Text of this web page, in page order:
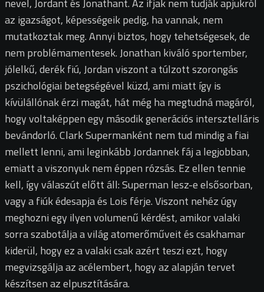
az igazságot, képességeik pedig, ha vannak, nem
mutatkoztak meg. Annyi biztos, hogy tehetségesek, de
nem problémamentesek. Jonathan kiváló sportember,
jólelkű, derék fiú, Jordan viszont a túlzott szorongás
pszichológiai betegségével küzd, ami miatt így is
kívülállónak érzi magát, hát még ha megtudná magáról,
hogy voltaképpen egy második generációs intersztelláris
bevándorló. Clark Supermanként nem tud mindig a fiai
mellett lenni, ami leginkább Jordannek fáj a legjobban,
emiatt a viszonyuk nem éppen rózsás. Ez ellen tennie
kell, így válaszút előtt áll: Superman lesz-e elsősorban,
vagy a fiúk édesapja és Lois férje. Viszont nehéz úgy
meghozni egy ilyen volumenű kérdést, amikor valaki
sorra szabotálja a világ atomerőműveit és csakhamar
kiderül, hogy ez a valaki csak azért teszi ezt, hogy
megvizsgálja az acélembert, hogy az alapján tervet
készítsen az elpusztítására.